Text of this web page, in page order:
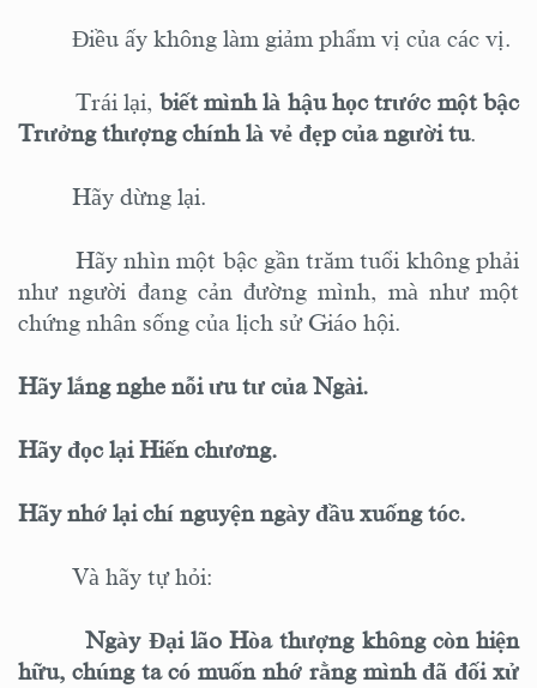
Điều ấy không làm giảm phẩm vị của các vị.
Trái lại, biết mình là hậu học trước một bậc
Trưởng thượng chính là vẻ đẹp của người tu.
Hãy dừng lại.
Hãy nhìn một bậc gần trăm tuổi không phải
như người đang cản đường mình, mà như một
chứng nhân sống của lịch sử Giáo hội.
Hãy lắng nghe nỗi ưu tư của Ngài.
Hãy đọc lại Hiến chương.
Hãy nhớ lại chí nguyện ngày đầu xuống tóc.
Và hãy tự hỏi:
Ngày Đại lão Hòa thượng không còn hiện
hữu, chúng tacó muốn nhớ rằng mình đã đối xử